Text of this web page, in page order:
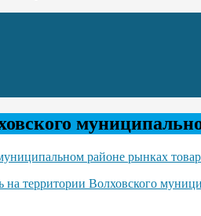
районе рынках
территории Волховского